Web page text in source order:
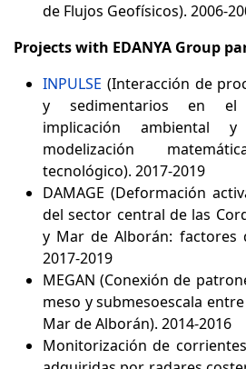
de Flujos Geofísicos). 2006-
Projects with EDANYA Group
INPULSE (Interacción de
y sedimentarios en el
implicación ambiental
modelización
tecnológico). 2017-2019
DAMAGE (Deformación
del sector central de las
y Mar de Alborán: factores
2017-2019
MEGAN (Conexión de
meso y submesoescala
Mar de Alborán). 2014-2016
Monitorización de